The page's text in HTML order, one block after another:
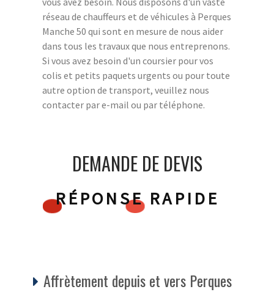
réseau de chauffeurs et de véhicules à Perques
Manche 50 qui sont en mesure de nous aider
dans tous les travaux que nous entreprenons.
Si vous avez besoin d'un coursier pour vos
colis et petits paquets urgents ou pour toute
autre option de transport, veuillez nous
contacter par e-mail ou par téléphone.
DEMANDE DE DEVIS
RÉPONSE RAPIDE
Affrètement depuis et vers Perques